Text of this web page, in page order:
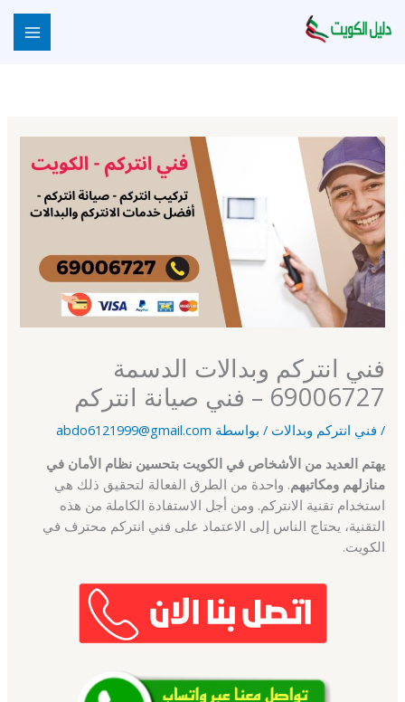
إلى
فني انتركم وبدالات الدسمة
69006727 – فني صيانة انتركم
/ فني انتركم وبدالات / بواسطة abdo6121999@gmail.com
يهتم العديد من الأشخاص في الكويت بتحسين نظام الأمان في
منازلهم ومكاتبهم. واحدة من الطرق الفعالة لتحقيق ذلك هي
استخدام تقنية الانتركم. ومن أجل الاستفادة الكاملة من هذه
التقنية، يحتاج الناس إلى الاعتماد على فني انتركم محترف في
الكويت.